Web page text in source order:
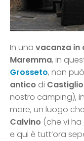
In una vacanza in
Maremma, in
Grosseto, non
antico di
nostro camping),
mare, un luogo
Calvino (che vi
e qui è tutt’ora